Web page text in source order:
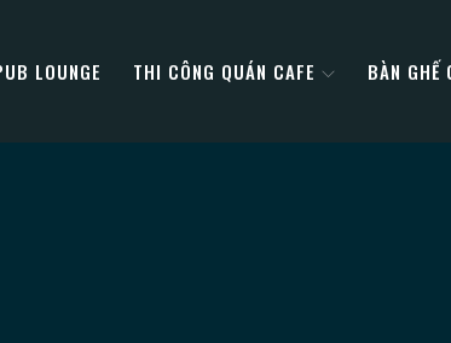
LOUNGE THI CÔNG QUÁN CAFE BÀN GHẾ